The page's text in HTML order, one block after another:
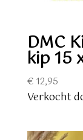
DMC
kip 15
€12,95
Verkocht